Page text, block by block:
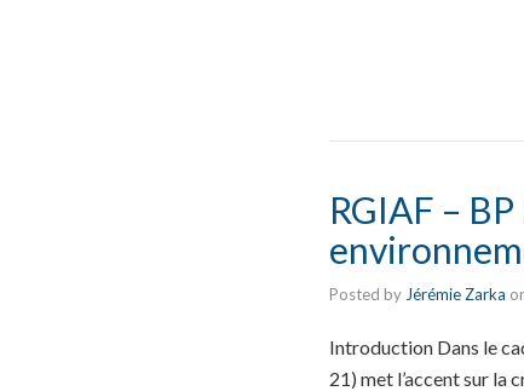
RGIAF –
Posted by Jérémie Zarka
Introduction Dans le
21) met l’accent sur la